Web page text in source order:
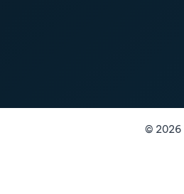
© 2026